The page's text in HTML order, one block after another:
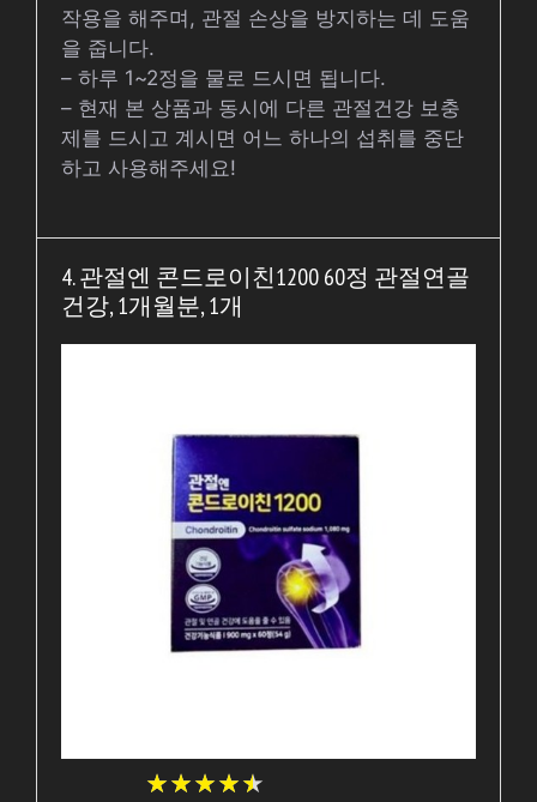
작용을 해주며, 관절 손상을 방지하는 데 도움
을 줍니다.
– 하루 1~2정을 물로 드시면 됩니다.
– 현재 본 상품과 동시에 다른 관절건강 보충
제를 드시고 계시면 어느 하나의 섭취를 중단
하고 사용해주세요!
4. 관절엔 콘드로이친1200 60정 관절연골
건강, 1개월분, 1개
★★★★★
★★★★★